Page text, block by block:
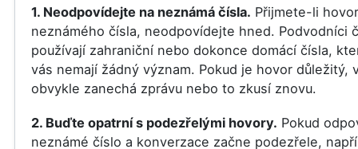
1. Neodpovídejte na neznámá čísla. Přijmete-li
neznámého čísla, neodpovídejte hned. Podvodníci
používají zahraniční nebo dokonce domácí čísla,
vás nemají žádný význam. Pokud je hovor důležitý,
obvykle zanechá zprávu nebo to zkusí znovu.
2. Buďte opatrní s podezřelými hovory. Pokud
neznámé číslo a konverzace začne podezřele,